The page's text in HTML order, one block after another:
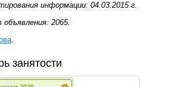
информации: 04.03.2015 г.
2065.
.
занятости